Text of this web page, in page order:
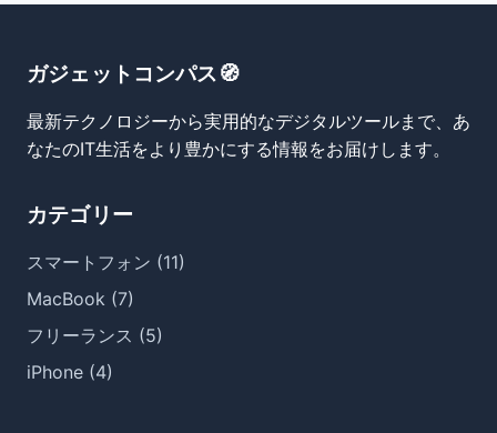
ガジェットコンパス🧭
最新テクノロジーから実用的なデジタルツールまで、あ
なたのIT生活をより豊かにする情報をお届けします。
カテゴリー
スマートフォン (11)
MacBook (7)
フリーランス (5)
iPhone (4)